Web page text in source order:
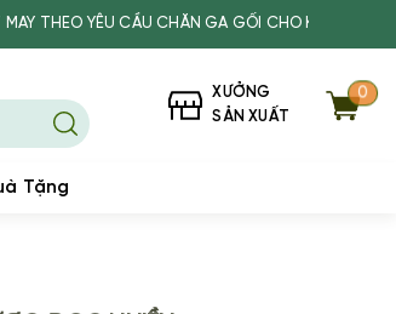
CHĂN GA GỐI CHO KHÁCH SẠN, SPA, TRƯỜNG
XƯỞNG
SẢN XUẤT
0
Tặng